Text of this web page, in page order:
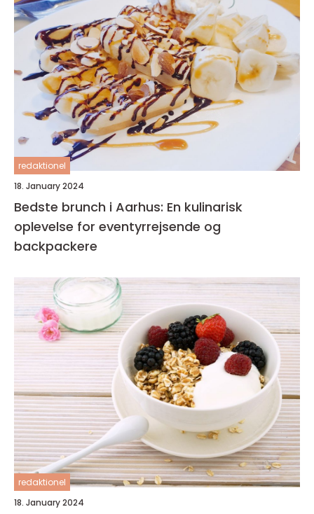
redaktionel
18. January 2024
Bedste brunch i Aarhus: En kulinarisk
oplevelse for eventyrrejsende og
backpackere
redaktionel
18. January 2024